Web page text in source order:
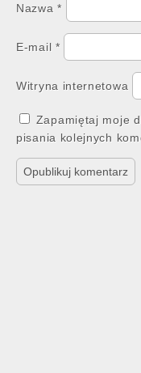
Nazwa*
E-mail *
Witryna internetowa
Zapamiętaj moje
pisania kolejnych